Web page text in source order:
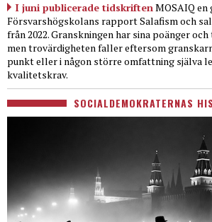
I juni publicerade tidskriftenMOSAIQ en
Försvarshögskolans rapport Salafism och
från 2022. Granskningen har sina poänger
men trovärdigheten faller eftersom
punkt eller i någon större omfattning själva
kvalitetskrav.
SOCIALDEMOKRATERNAS